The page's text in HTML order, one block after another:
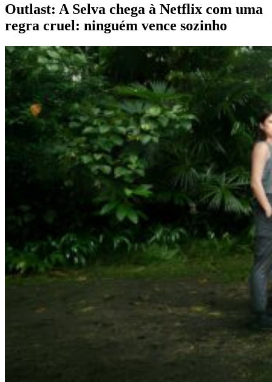
Outlast: A Selva chega à Netflix com uma
regra cruel: ninguém vence sozinho